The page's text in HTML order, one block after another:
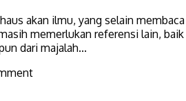
akan ilmu, yang selain membaca
memerlukan referensi lain, baik
dari majalah...